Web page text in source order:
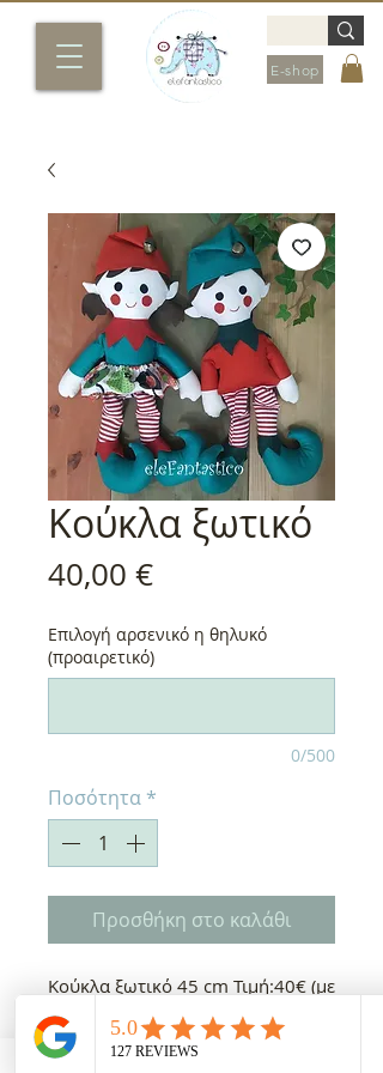
E-shop
Κούκλα ξωτικό
40,00 €Τιμή
Επιλογή αρσενικό η θηλυκό
(προαιρετικό)
0/500
Ποσότητα*
Προσθήκη στο καλάθι
Κούκλα ξωτικό 45 cm Τιμή:40€ (με
δωρεάν συσκευασία δώρου)